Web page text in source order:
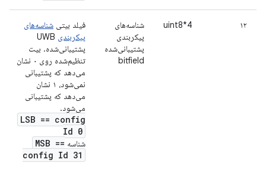
۱۲ uint8*4
شناسه‌های
پیکربندی
پشتیبانی‌شده
bitfield
فیلد بیتی شناسه‌های
پیکربندی UWB
پشتیبانی‌شده. بیت
تنظیم‌شده روی ۰ نشان
می‌دهد که پشتیبانی
نمی‌شود، ۱ نشان
می‌دهد که پشتیبانی
می‌شود.
LSB == config
Id 0
شناسه MSB ==
config Id 31